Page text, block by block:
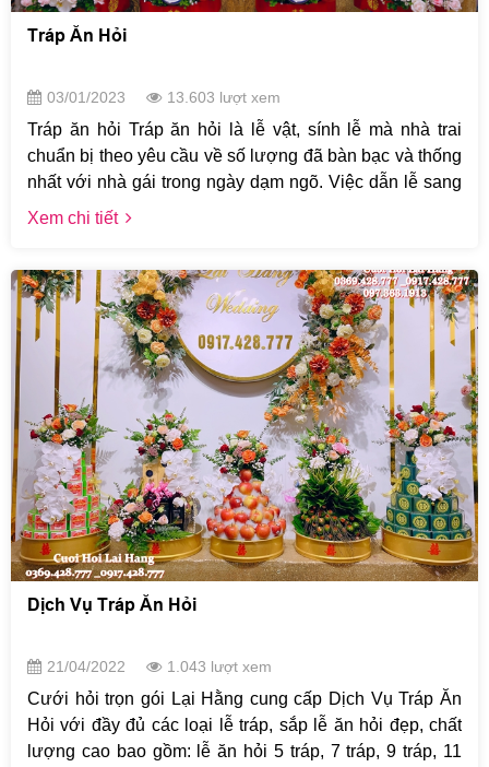
Tráp Ăn Hỏi
03/01/2023 13.603 lượt xem
Tráp ăn hỏi Tráp ăn hỏi là lễ vật, sính lễ mà nhà trai
chuẩn bị theo yêu cầu về số lượng đã bàn bạc và thống
nhất với nhà gái trong ngày dạm ngõ. Việc dẫn lễ sang
nhà gái mang ý nghĩa là xin thưa chuy...
Xem chi tiết
Dịch Vụ Tráp Ăn Hỏi
21/04/2022 1.043 lượt xem
Cưới hỏi trọn gói Lại Hằng cung cấp Dịch Vụ Tráp Ăn
Hỏi với đầy đủ các loại lễ tráp, sắp lễ ăn hỏi đẹp, chất
lượng cao bao gồm: lễ ăn hỏi 5 tráp, 7 tráp, 9 tráp, 11